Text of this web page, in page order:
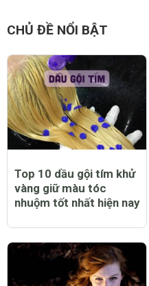
CHỦ ĐỀ NỔI BẬT
Top 10 dầu gội tím khử
vàng giữ màu tóc
nhuộm tốt nhất hiện nay